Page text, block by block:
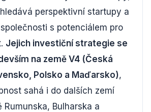
perspektivní startupy a
s potenciálem pro
Jejich investiční strategie se
na země V4 (Česká
Polsko a Maďarsko),
sahá i do dalších zemí
Bulharska a